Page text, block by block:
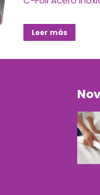
Leer más